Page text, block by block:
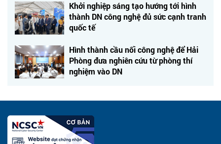
Khởi nghiệp sáng tạo hướng tới hình
thành DN công nghệ đủ sức cạnh tranh
quốc tế
Hình thành cầu nối công nghệ để Hải
Phòng đưa nghiên cứu từ phòng thí
nghiệm vào DN